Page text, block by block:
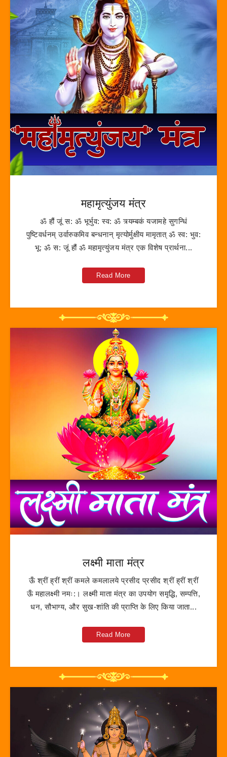
महामृत्युंजय मंत्र
ॐ हौं जूं स: ॐ भूर्भुव: स्व: ॐ त्र्यम्बकं यजामहे सुगन्धिं
पुष्टिवर्धनम् उर्वारुकमिव बन्धनान् मृत्योर्मुक्षीय मामृतात् ॐ स्व: भुव:
भू: ॐ स: जूं हौं ॐ महामृत्युंजय मंत्र एक विशेष प्रार्थना...
Read More
लक्ष्मी माता मंत्र
ऊँ श्रीं ह्रीं श्रीं कमले कमलालये प्रसीद प्रसीद श्रीं ह्रीं श्रीं
ऊँ महालक्ष्मी नमः:। लक्ष्मी माता मंत्र का उपयोग समृद्धि, सम्पत्ति,
धन, सौभाग्य, और सुख-शांति की प्राप्ति के लिए किया जाता...
Read More